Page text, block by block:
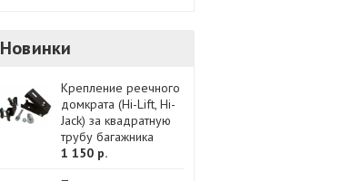
Новинки
Крепление реечного
домкрата (Hi-Lift, Hi-
Jack) за квадратную
трубу багажника
1 150 р.